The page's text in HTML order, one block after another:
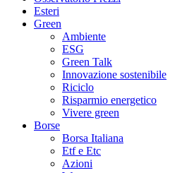
Esteri
Green
Ambiente
ESG
Green Talk
Innovazione sostenibile
Riciclo
Risparmio energetico
Vivere green
Borse
Borsa Italiana
Etf e Etc
Azioni